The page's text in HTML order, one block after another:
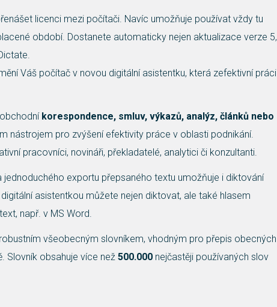
licenci mezi počítači. Navíc umožňuje používat vždy tu
období. Dostanete automaticky nejen aktualizace verze 5,
Váš počítač v novou digitální asistentku, která zefektivní práci
korespondence, smluv, výkazů, analýz, článků nebo
nástrojem pro zvýšení efektivity práce v oblasti podnikání.
pracovníci, novináři, překladatelé, analytici či konzultanti.
exportu přepsaného textu umožňuje i diktování
asistentkou můžete nejen diktovat, ale také hlasem
např. v MS Word.
všeobecným slovníkem, vhodným pro přepis obecných
Slovník obsahuje více než 500.000 nejčastěji používaných slov